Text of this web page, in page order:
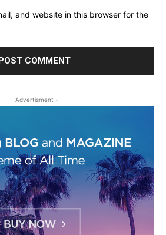
and website in this browser for the
- Advertisment -